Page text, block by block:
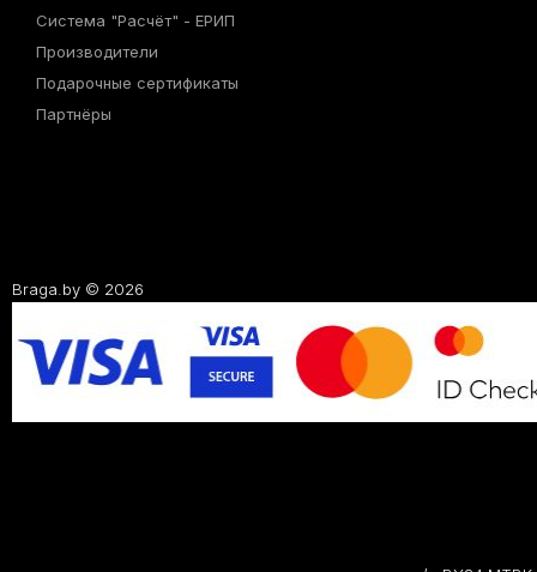
Система "Расчёт" - ЕРИП
Производители
Подарочные сертификаты
Партнёры
Braga.by © 2026